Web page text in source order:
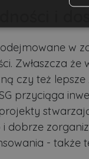
w
Zwłaszcza
czy też
przyciąga
i dobrze
- także
Wydajność
Wydajność
korzystanie z
niezbędnych plików cookie